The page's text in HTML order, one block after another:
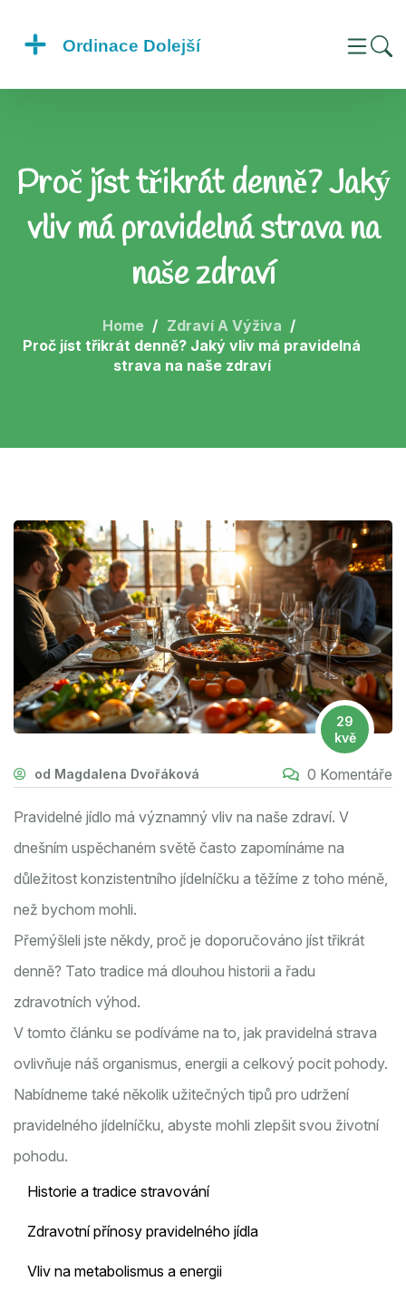
Proč jíst třikrát denně? Jaký
vliv má pravidelná strava na
naše zdraví
Home
Zdraví A Výživa
Proč jíst třikrát denně? Jaký vliv má pravidelná
strava na naše zdraví
29
kvě
od Magdalena Dvořáková 0 Komentáře
Pravidelné jídlo má významný vliv na naše zdraví. V
dnešním uspěchaném světě často zapomínáme na
důležitost konzistentního jídelníčku a těžíme z toho méně,
než bychom mohli.
Přemýšleli jste někdy, proč je doporučováno jíst třikrát
denně? Tato tradice má dlouhou historii a řadu
zdravotních výhod.
V tomto článku se podíváme na to, jak pravidelná strava
ovlivňuje náš organismus, energii a celkový pocit pohody.
Nabídneme také několik užitečných tipů pro udržení
pravidelného jídelníčku, abyste mohli zlepšit svou životní
pohodu.
Historie a tradice stravování
Zdravotní přínosy pravidelného jídla
Vliv na metabolismus a energii